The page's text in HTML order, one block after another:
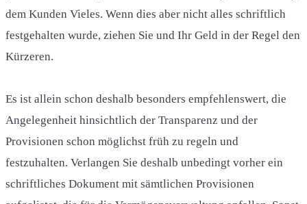
dem Kunden Vieles. Wenn dies aber nicht alles schriftlich
festgehalten wurde, ziehen Sie und Ihr Geld in der Regel den
Kürzeren.
Es ist allein schon deshalb besonders empfehlenswert, die
Angelegenheit hinsichtlich der Transparenz und der
Provisionen schon möglichst früh zu regeln und
festzuhalten. Verlangen Sie deshalb unbedingt vorher ein
schriftliches Dokument mit sämtlichen Provisionen